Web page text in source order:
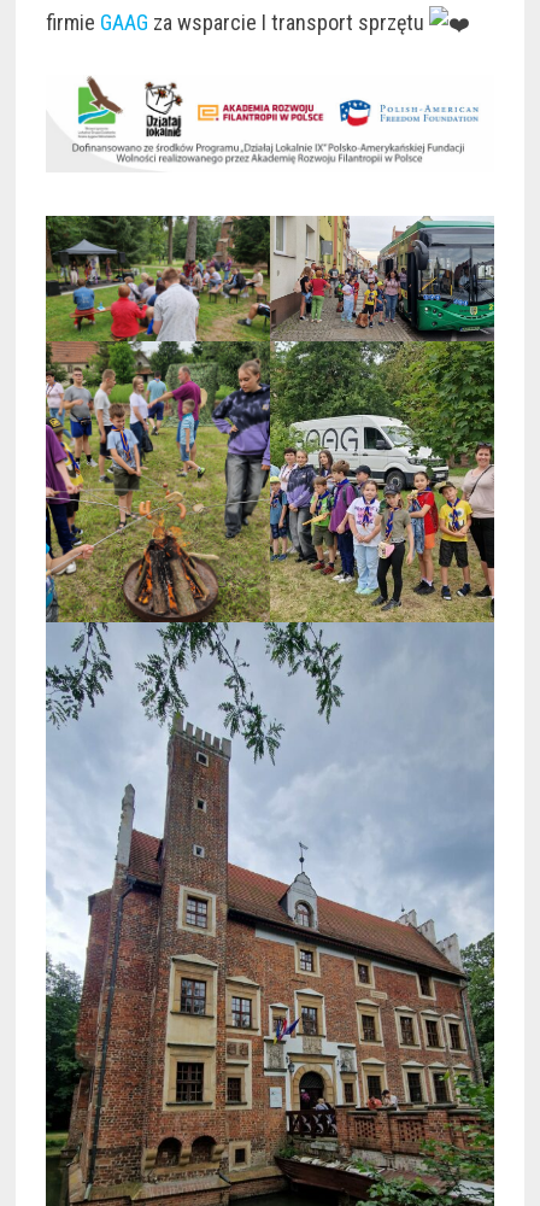
firmie GAAG za wsparcie I transport sprzętu